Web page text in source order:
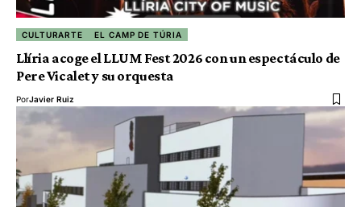
CULTURARTE EL CAMP DE TÚRIA
Llíria acoge el LLUM Fest 2026 con un espectáculo de
Pere Vicalet y su orquesta
PorJavier Ruiz